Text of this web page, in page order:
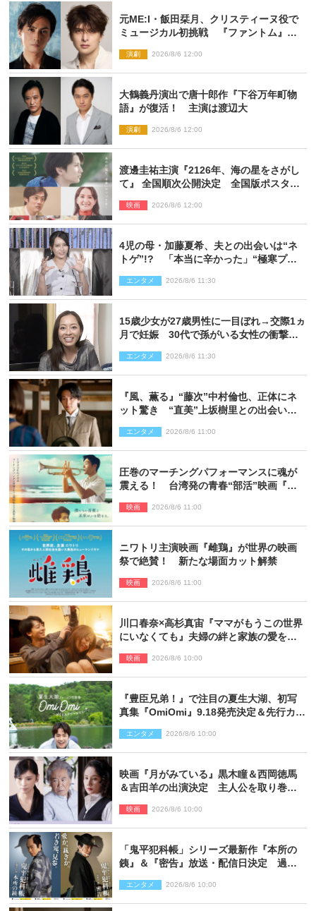
元ME:I・飯田栞月、クリスティーヌ役で
ミュージカル初挑戦 『ファントム』
演劇 2026/8/6 12:00
大鶴義丹演出で唐十郎作『下谷万年町物
語』が復活！ 主演は渡辺大
演劇 2026/8/6 12:00
渡邊圭祐主演『2126年、海の星をさがし
て』 全国順次公開決定 全国版ポスター
映画 2026/8/6 12:00
4児の母・加藤夏希、夫との出会いは“ネ
トゲ”!? 「本当に辛かった」“極寒プロ
エンタメ 2026/8/6 11:30
15歳少女が27歳男性に一目ぼれ→交際1ヵ
月で妊娠 30代で孫がいる女性の衝撃半
エンタメ 2026/8/6 11:30
『風、薫る』“藤次”中村倫也、正体にネ
ット驚き “直美”上坂樹里との出会いに
しなよ！」
エンタメ 2026/8/6 11:00
圧巻のマーチングパフォーマンスに魂が
震える！ 台湾発の青春“部活”映画『進
映画 2026/8/6 11:00
ニワトリ主演映画『雌鶏』が世界の映画
祭で絶賛！ 新たな場面カット解禁
映画 2026/8/6 11:00
川口春奈×高杉真宙『ママがもうこの世界
にいなくても』夫婦の絆と家族の愛を映
映画 2026/8/6 10:00
『豊臣兄弟！』で注目の夏生大湖、初写
真集『OmiOmi』9.18発売決定＆先行カッ
エンタメ 2026/8/6 10:00
映画『月がみている』黒木瞳＆西岡徳馬
＆吉田羊の出演決定 主人公を取り巻く
映画 2026/8/6 10:00
「鬼平犯科帳」シリーズ最新作『本所の
銕』＆『密告』放送・配信日決定 過去
エンタメ 2026/8/6 10:00